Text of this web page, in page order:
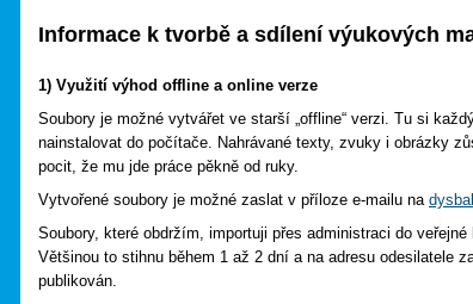
Informace k tvorbě a sdílení výukových
1) Využití výhod offline a online verze
Soubory je možné vytvářet ve starší „offline“ verzi. Tu si
nainstalovat do počítače. Nahrávané texty, zvuky i obrázky
pocit, že mu jde práce pěkně od ruky.
Vytvořené soubory je možné zaslat v příloze e-mailu na
Soubory, které obdržím, importuji přes administraci do veřejné
Většinou to stihnu během 1 až 2 dní a na adresu odesilatele
publikován.